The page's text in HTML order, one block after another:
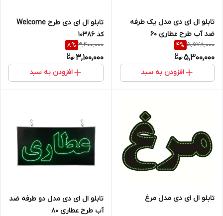
تابلو ال ای دی مدل یک طرفه
ضد آب طرح عطاری 60
5,578,000
4%
5,300,000
افزودن به سبد
تابلو ال ای دی طرح Welcome
کد 10386
3,400,000
8%
3,100,000
افزودن به سبد
تابلو ال ای دی مدل مرغ
تابلو ال ای دی مدل دو طرفه ضد
آب طرح عطاری 80